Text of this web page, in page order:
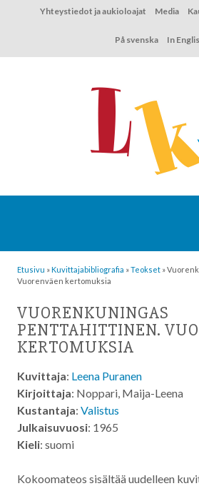
Yhteystiedot ja aukioloajat Media
På svenska In
Etusivu »Kuvittaja­bibliografia »Teokset »
Vuorenväen kertomuksia
VUORENKUNINGAS
PENTTAHITTINEN.
KERTOMUKSIA
Kuvittaja: Leena Puranen
Kirjoittaja: Noppari, Maija-Leena
Kustantaja: Valistus
Julkaisuvuosi: 1965
Kieli: suomi
Kokoomateos sisältää uudelleen